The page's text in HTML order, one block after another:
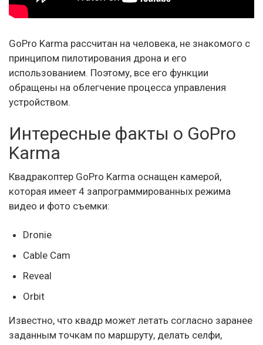
GoPro Karma рассчитан на человека, не знакомого с
принципом пилотирования дрона и его
использованием. Поэтому, все его функции
обращены на облегчение процесса управления
устройством.
Интересные факты о GoPro
Karma
Квадракоптер GoPro Karma оснащен камерой,
которая имеет 4 запрограммированных режима
видео и фото съемки:
Dronie
Cable Cam
Reveal
Orbit
Известно, что квадр может летать согласно заранее
заданным точкам по маршруту, делать селфи,